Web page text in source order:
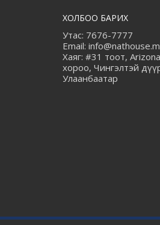
ХОЛБОО БАРИХ
Утас: 7676-7777
Email:
Хаяг: #31 тоот,
хороо, Чингэлтэй
Улаанбаатар